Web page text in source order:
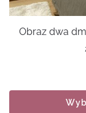
Obraz dwa